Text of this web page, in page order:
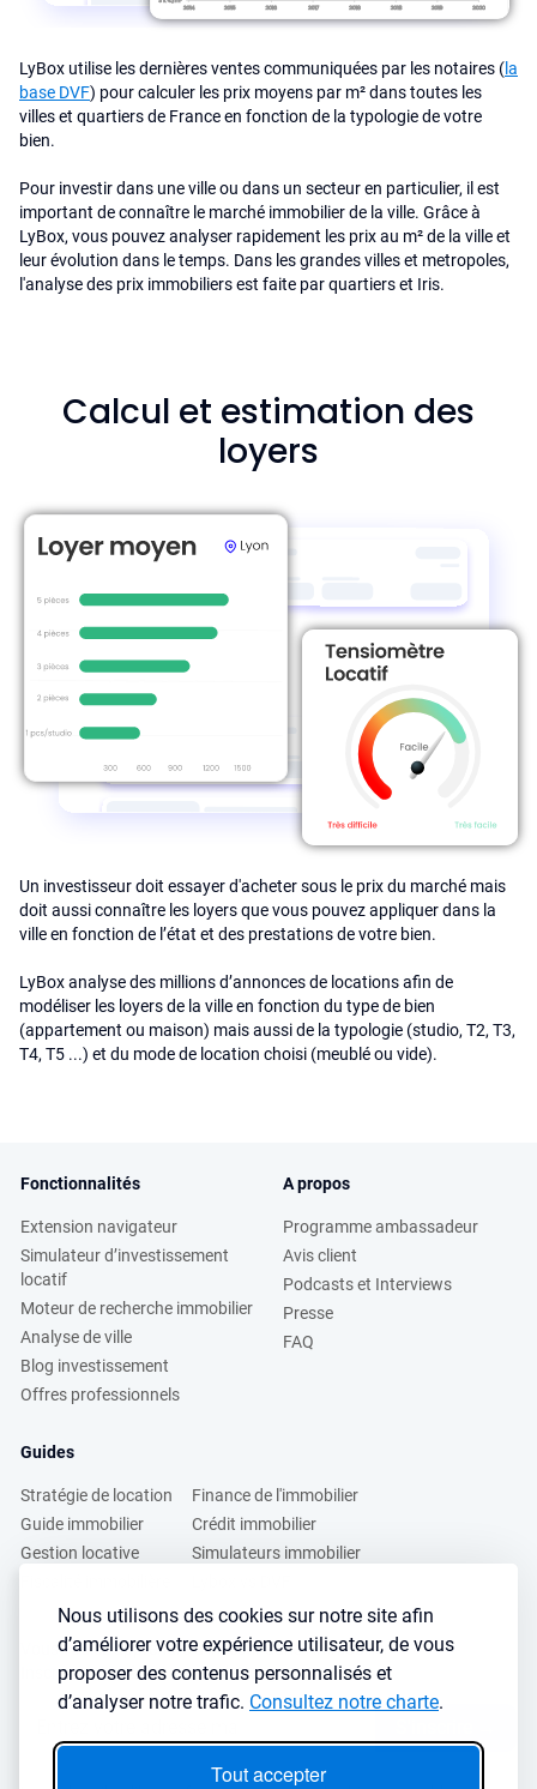
Nous utilisons des cookies sur notre site afin
d’améliorer votre expérience utilisateur, de vous
proposer des contenus personnalisés et
d’analyser notre trafic. Consultez notre charte.
Tout accepter
LyBox utilise les dernières ventes communiquées par les notaires (la
base DVF) pour calculer les prix moyens par m² dans toutes les
villes et quartiers de France en fonction de la typologie de votre
bien.
Pour investir dans une ville ou dans un secteur en particulier, il est
important de connaître le marché immobilier de la ville. Grâce à
LyBox, vous pouvez analyser rapidement les prix au m² de la ville et
leur évolution dans le temps. Dans les grandes villes et metropoles,
l'analyse des prix immobiliers est faite par quartiers et Iris.
Calcul et estimation des
loyers
Un investisseur doit essayer d'acheter sous le prix du marché mais
doit aussi connaître les loyers que vous pouvez appliquer dans la
ville en fonction de l’état et des prestations de votre bien.
LyBox analyse des millions d’annonces de locations afin de
modéliser les loyers de la ville en fonction du type de bien
(appartement ou maison) mais aussi de la typologie (studio, T2, T3,
T4, T5 ...) et du mode de location choisi (meublé ou vide).
Fonctionnalités
Extension navigateur
Simulateur d’investissement
locatif
Moteur de recherche immobilier
Analyse de ville
Blog investissement
Offres professionnels
A propos
Programme ambassadeur
Avis client
Podcasts et Interviews
Presse
FAQ
Guides
Stratégie de location
Guide immobilier
Gestion locative
Finance de l'immobilier
Crédit immobilier
Simulateurs immobilier
Vous voulez apprendre à investir dans l’immobilier ?
Inscrivez vous à notre newsletter gratuite :